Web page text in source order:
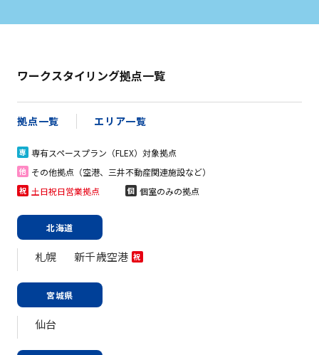
ワークスタイリング拠点一覧
拠点一覧 エリア一覧
専 専有スペースプラン（FLEX）対象拠点
他 その他拠点（空港、三井不動産関連施設など）
祝 土日祝日営業拠点 個 個室のみの拠点
北海道
札幌 新千歳空港 祝
宮城県
仙台